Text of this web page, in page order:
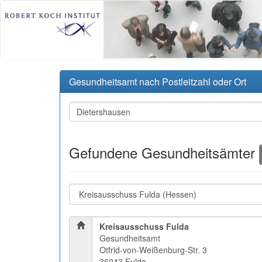
Gesundheitsamt nach Postleitzahl oder Ort
Gefundene Gesundheitsämter
Kreisausschuss Fulda
Gesundheitsamt
Otfrid-von-Weißenburg-Str. 3